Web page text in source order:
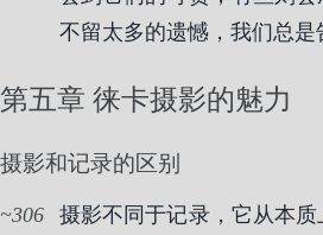
不留太多的遗憾，我们总是
第五章 徕卡摄影的魅力
摄影和记录的区别
306
摄影不同于记录，它从本